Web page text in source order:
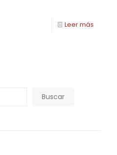
Leer más
Buscar